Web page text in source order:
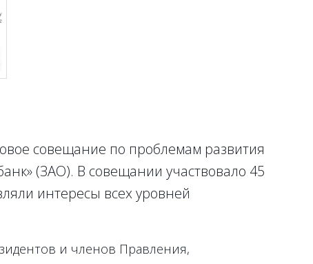
совещание по проблемам развития
(ЗАО). В совещании участвовало 45
интересы всех уровней
и членов Правления,